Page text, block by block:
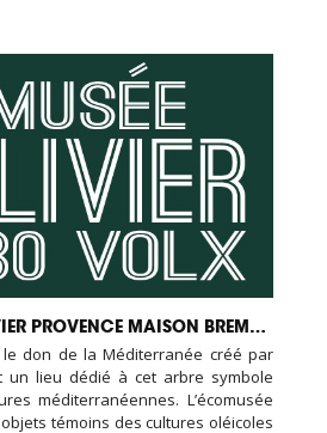
ECOMUSEE L’OLIVIER PROVENCE MAISON BREMOND
le don de la Méditerranée créé par
un lieu dédié à cet arbre symbole
méditerranéennes. L’écomusée
témoins des cultures oléicoles